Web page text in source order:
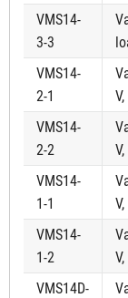
VMS14-
3-3
VMS14-
2-1
VMS14-
2-2
VMS14-
1-1
VMS14-
1-2
VMS14D-